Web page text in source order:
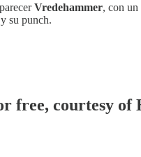
Vredehammer, con
su punch.
free, courtesy of